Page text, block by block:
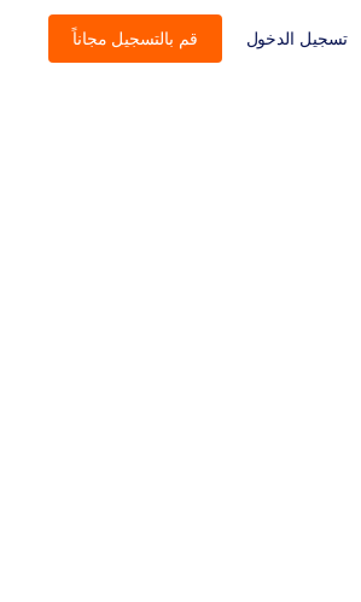
تسجيل الدخول قم بالتسجيل مجاناً